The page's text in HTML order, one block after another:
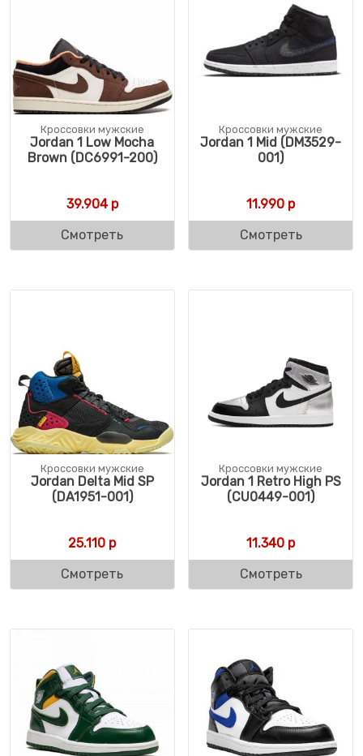
Кроссовки мужские
Jordan 1 Low Mocha
Brown (DC6991-200)
39.904р
Смотреть
Кроссовки мужские
Jordan 1 Mid (DM3529-
001)
11.990 р
Смотреть
Кроссовки мужские
Jordan Delta Mid SP
(DA1951-001)
25.110 р
Смотреть
Кроссовки мужские
Jordan 1 Retro High PS
(CU0449-001)
11.340 р
Смотреть